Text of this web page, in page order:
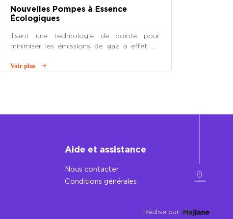
Nouvelles Pompes à Essence
Écologiques
ilisent une technologie de pointe pour
minimiser les émissions de gaz à effet de
Faites le plein en toute tranquillité et
Voir plus
Aide et assistance
Nous contacter
Conditions générales
Réalisé par: